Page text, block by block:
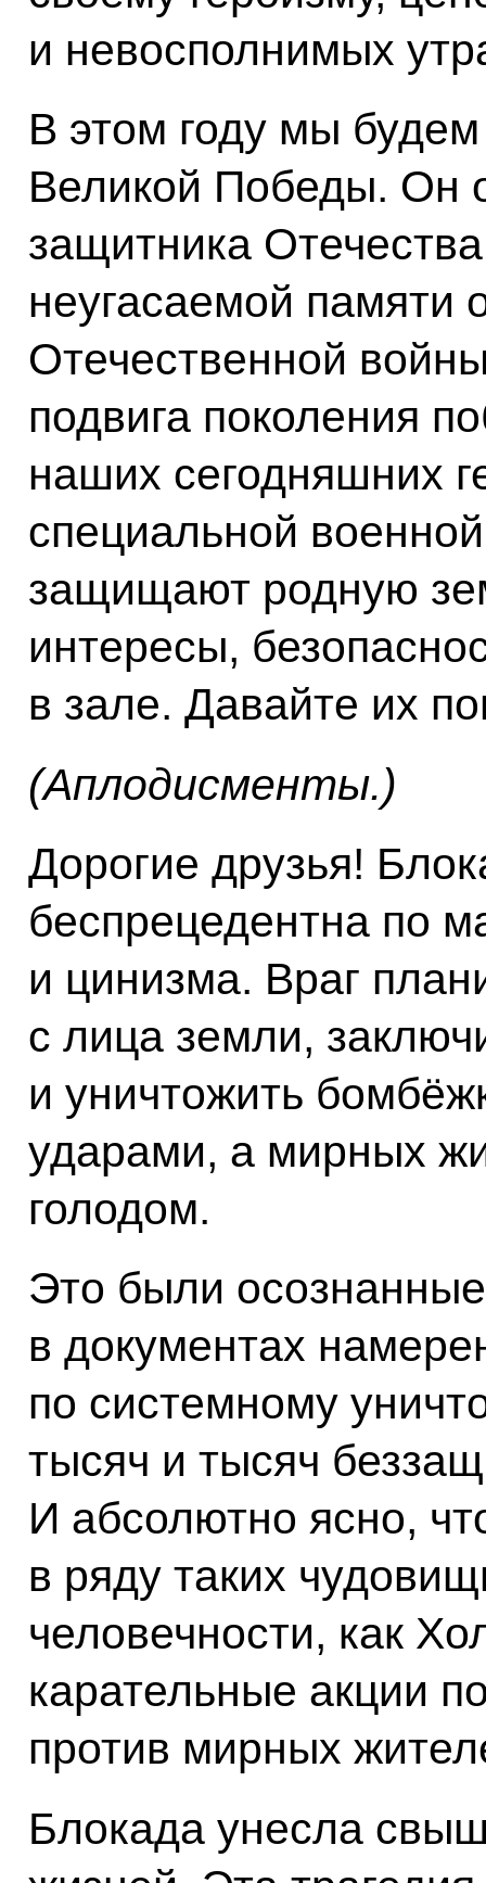
и невосполнимых
В этом году мы
Великой Победы. Он
защитника
неугасаемой памяти
Отечественной
подвига поколения
наших сегодняшних
специальной
защищают родную
интересы,
в зале. Давайте их
(Аплодисменты.)
Дорогие друзья!
беспрецедентна по
и цинизма. Враг
с лица земли,
и уничтожить
ударами, а мирных
голодом.
Это были
в документах
по системному
тысяч и тысяч
И абсолютно ясно,
в ряду таких
человечности, как
карательные акции
против мирных
Блокада унесла